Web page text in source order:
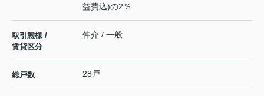
益費込)の2％
取引態様 /
賃貸区分
仲介 / 一般
総戸数 28戸